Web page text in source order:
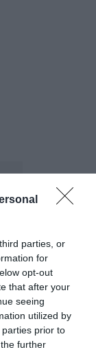
parties, or
for
opt-out
that after your
seeing
utilized by
prior to
further
AZOK A
A HÉTEN